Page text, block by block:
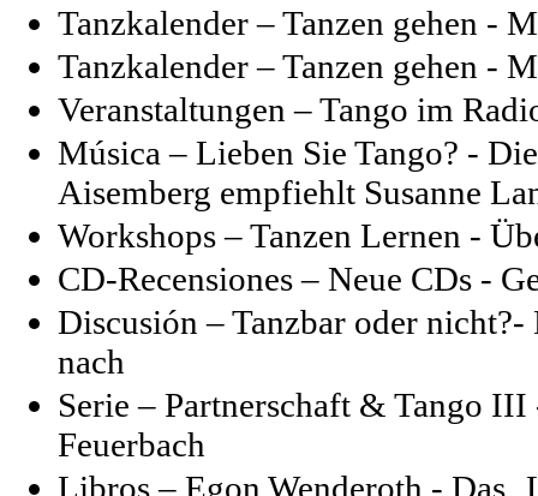
Tanzkalender – Tanzen gehen -
Tanzkalender – Tanzen gehen -
Veranstaltungen – Tango im
Música – Lieben Sie Tango? -
Aisemberg empfiehlt Susanne
Workshops – Tanzen Lernen -
CD-Recensiones – Neue CDs -
Discusión – Tanzbar oder
nach
Serie – Partnerschaft & Tango III
Feuerbach
Libros – Egon Wenderoth - Das